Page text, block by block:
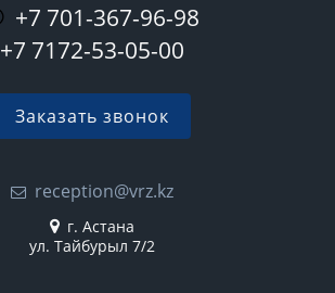
+7 701-367-96-98
+7 7172-53-05-00
Заказать звонок
reception@vrz.kz
г. Астана
ул. Тайбурыл 7/2